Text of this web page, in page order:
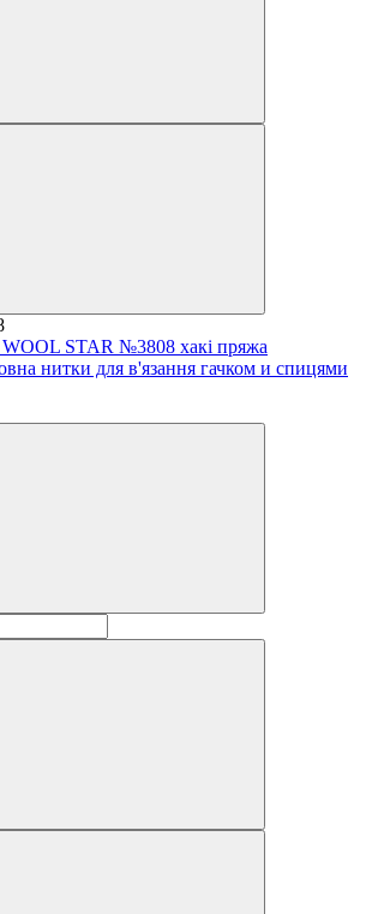
STAR №3808 хакі пряжа
нитки для в'язання гачком и спицями